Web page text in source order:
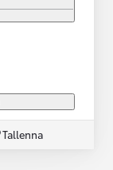
Tallenna